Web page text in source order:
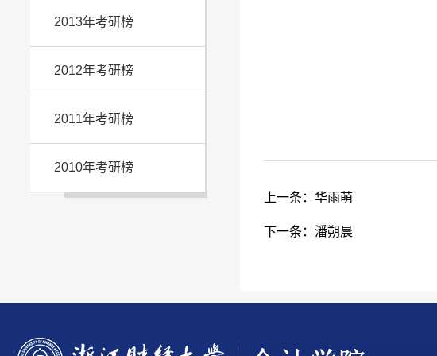
2013年考研榜
2012年考研榜
2011年考研榜
2010年考研榜
上一条： 华雨萌
下一条： 潘朔晨